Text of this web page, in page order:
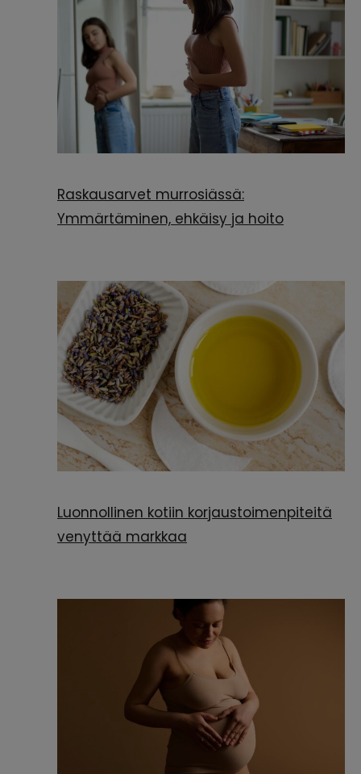
Raskausarvet murrosiässä:
Ymmärtäminen, ehkäisy ja hoito
Luonnollinen kotiin korjaustoimenpiteitä
venyttää markkaa